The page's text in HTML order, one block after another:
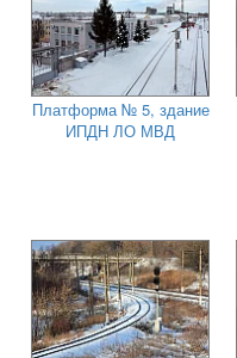
Платформа № 5, здание
ИПДН ЛО МВД